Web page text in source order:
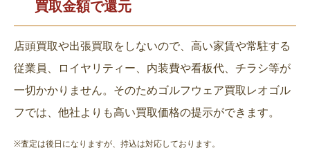
買取金額で還元
店頭買取や出張買取をしないので、高い家賃や常駐する
従業員、ロイヤリティー、内装費や看板代、チラシ等が
一切かかりません。そのためゴルフウェア買取レオゴル
フでは、他社よりも高い買取価格の提示ができます。
※査定は後日になりますが、持込は対応しております。